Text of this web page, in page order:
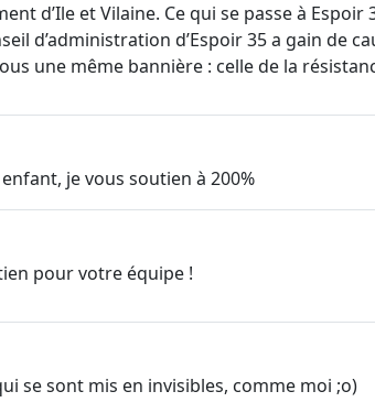
d’Ile et Vilaine. Ce qui se passe à
d’administration d’Espoir 35 a gain de
une même bannière : celle de la
je vous soutien à 200%
pour votre équipe !
se sont mis en invisibles, comme moi ;o)